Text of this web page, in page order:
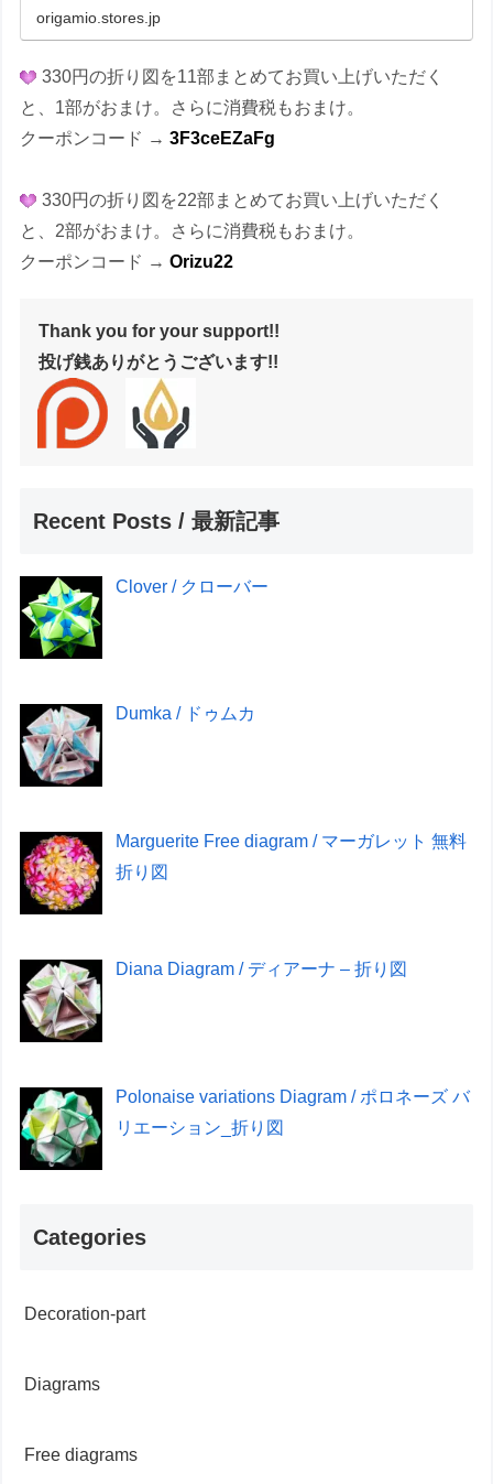
origamio.stores.jp
330円の折り図を11部まとめてお買い上げいただく
と、1部がおまけ。さらに消費税もおまけ。
クーポンコード →3F3ceEZaFg
330円の折り図を22部まとめてお買い上げいただく
と、2部がおまけ。さらに消費税もおまけ。
クーポンコード →Orizu22
Thank you for your support!!
投げ銭ありがとうございます!!
Recent Posts / 最新記事
Clover / クローバー
Dumka / ドゥムカ
Marguerite Free diagram / マーガレット 無料
折り図
Diana Diagram / ディアーナ – 折り図
Polonaise variations Diagram / ポロネーズ バ
リエーション_折り図
Categories
Decoration-part
Diagrams
Free diagrams